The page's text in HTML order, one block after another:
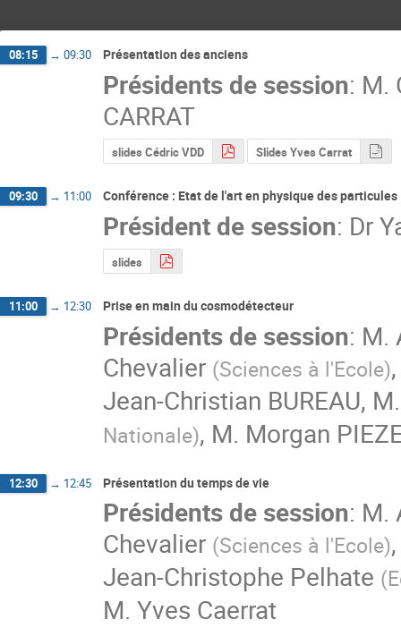
08:15 → 09:30 Présentation des anciens
Présidents de session: M.
CARRAT
slides Cédric VDD Slides Yves Carrat
09:30 → 11:00 Conférence : Etat de l'art en physique des particules
Président de session: Dr
slides
11:00 → 12:30 Prise en main du cosmodétecteur
Présidents de session: M.
Chevalier (Sciences à l'Ecole)
Jean-Christian BUREAU, M.
Nationale), M. Morgan
12:30 → 12:45 Présentation du temps de vie
Présidents de session: M.
Chevalier (Sciences à l'Ecole)
Jean-Christophe Pelhate (
M. Yves Caerrat